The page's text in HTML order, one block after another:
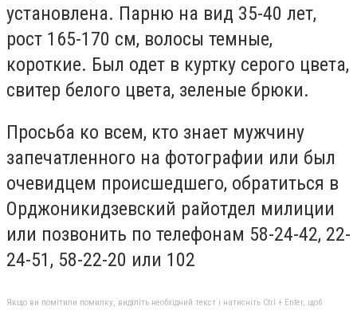
установлена. Парню на вид 35-40 лет,
рост 165-170 см, волосы темные,
короткие. Был одет в куртку серого цвета,
свитер белого цвета, зеленые брюки.
Просьба ко всем, кто знает мужчину
запечатленного на фотографии или был
очевидцем происшедшего, обратиться в
Орджоникидзевский райотдел милиции
или позвонить по телефонам 58-24-42, 22-
24-51, 58-22-20 или 102
Якщо ви помітили помилку, виділіть необхідний текст і натисніть Ctrl + Enter, щоб